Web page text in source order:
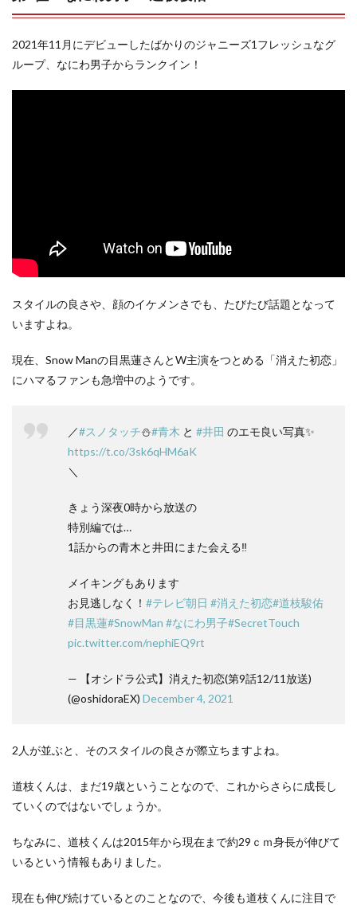
2021年11月にデビューしたばかりのジャニーズ1フレッシュなグ
ループ、なにわ男子からランクイン！
スタイルの良さや、顔のイケメンさでも、たびたび話題となって
いますよね。
現在、Snow Manの目黒蓮さんとW主演をつとめる「消えた初恋」
にハマるファンも急増中のようです。
／#スノタッチ⛄️#青木 と #井田 のエモ良い写真✨
https://t.co/3sk6qHM6aK
＼
きょう深夜0時から放送の
特別編では…
1話からの青木と井田にまた会える‼️
メイキングもあります
お見逃しなく！ #テレビ朝日 #消えた初恋#道枝駿佑
#目黒蓮#SnowMan #なにわ男子#SecretTouch
pic.twitter.com/nephiEQ9rt
— 【オシドラ公式】消えた初恋(第9話12/11放送)
(@oshidoraEX) December 4, 2021
2人が並ぶと、そのスタイルの良さが際立ちますよね。
道枝くんは、まだ19歳ということなので、これからさらに成長し
ていくのではないでしょうか。
ちなみに、道枝くんは2015年から現在まで約29ｃｍ身長が伸びて
いるという情報もありました。
現在も伸び続けているとのことなので、今後も道枝くんに注目で